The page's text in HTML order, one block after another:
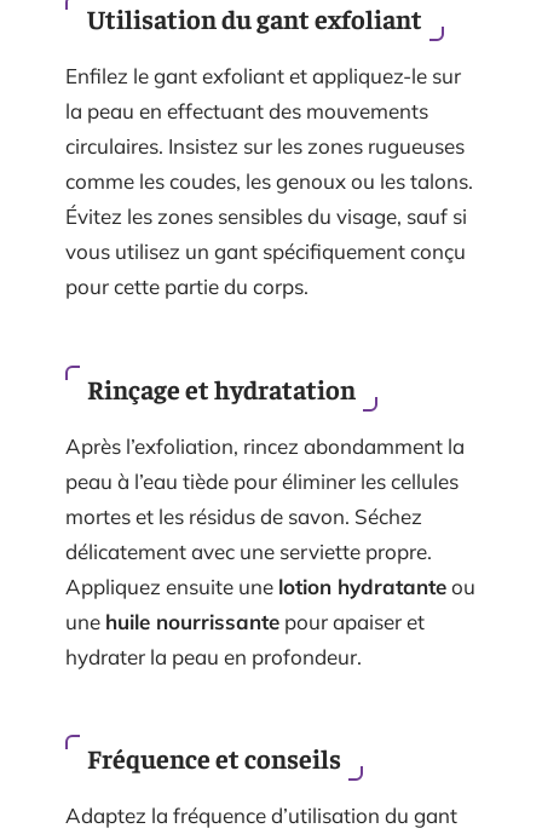
Utilisation du gant exfoliant
Enfilez le gant exfoliant et appliquez-le sur
la peau en effectuant des mouvements
circulaires. Insistez sur les zones rugueuses
comme les coudes, les genoux ou les talons.
Évitez les zones sensibles du visage, sauf si
vous utilisez un gant spécifiquement conçu
pour cette partie du corps.
Rinçage et hydratation
Après l’exfoliation, rincez abondamment la
peau à l’eau tiède pour éliminer les cellules
mortes et les résidus de savon. Séchez
délicatement avec une serviette propre.
Appliquez ensuite une lotion hydratanteou
une huile nourrissante pour apaiser et
hydrater la peau en profondeur.
Fréquence et conseils
Adaptez la fréquence d’utilisation du gant